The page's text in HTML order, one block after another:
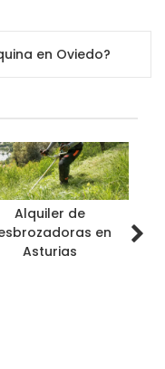
en Oviedo?
Alquiler de
en
Asturias